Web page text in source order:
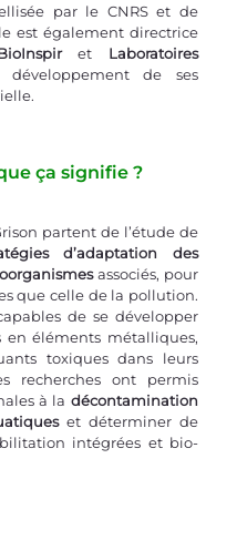
par le CNRS et de
est également directrice
et Laboratoires
de ses
ça signifie ?
d’adaptation des
associés, pour
que celle de la pollution.
de se développer
éléments métalliques,
toxiques dans leurs
recherches ont permis
à la décontamination
et déterminer de
intégrées et bio-